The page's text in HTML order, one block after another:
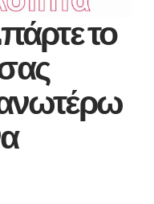
το
ανωτέρω